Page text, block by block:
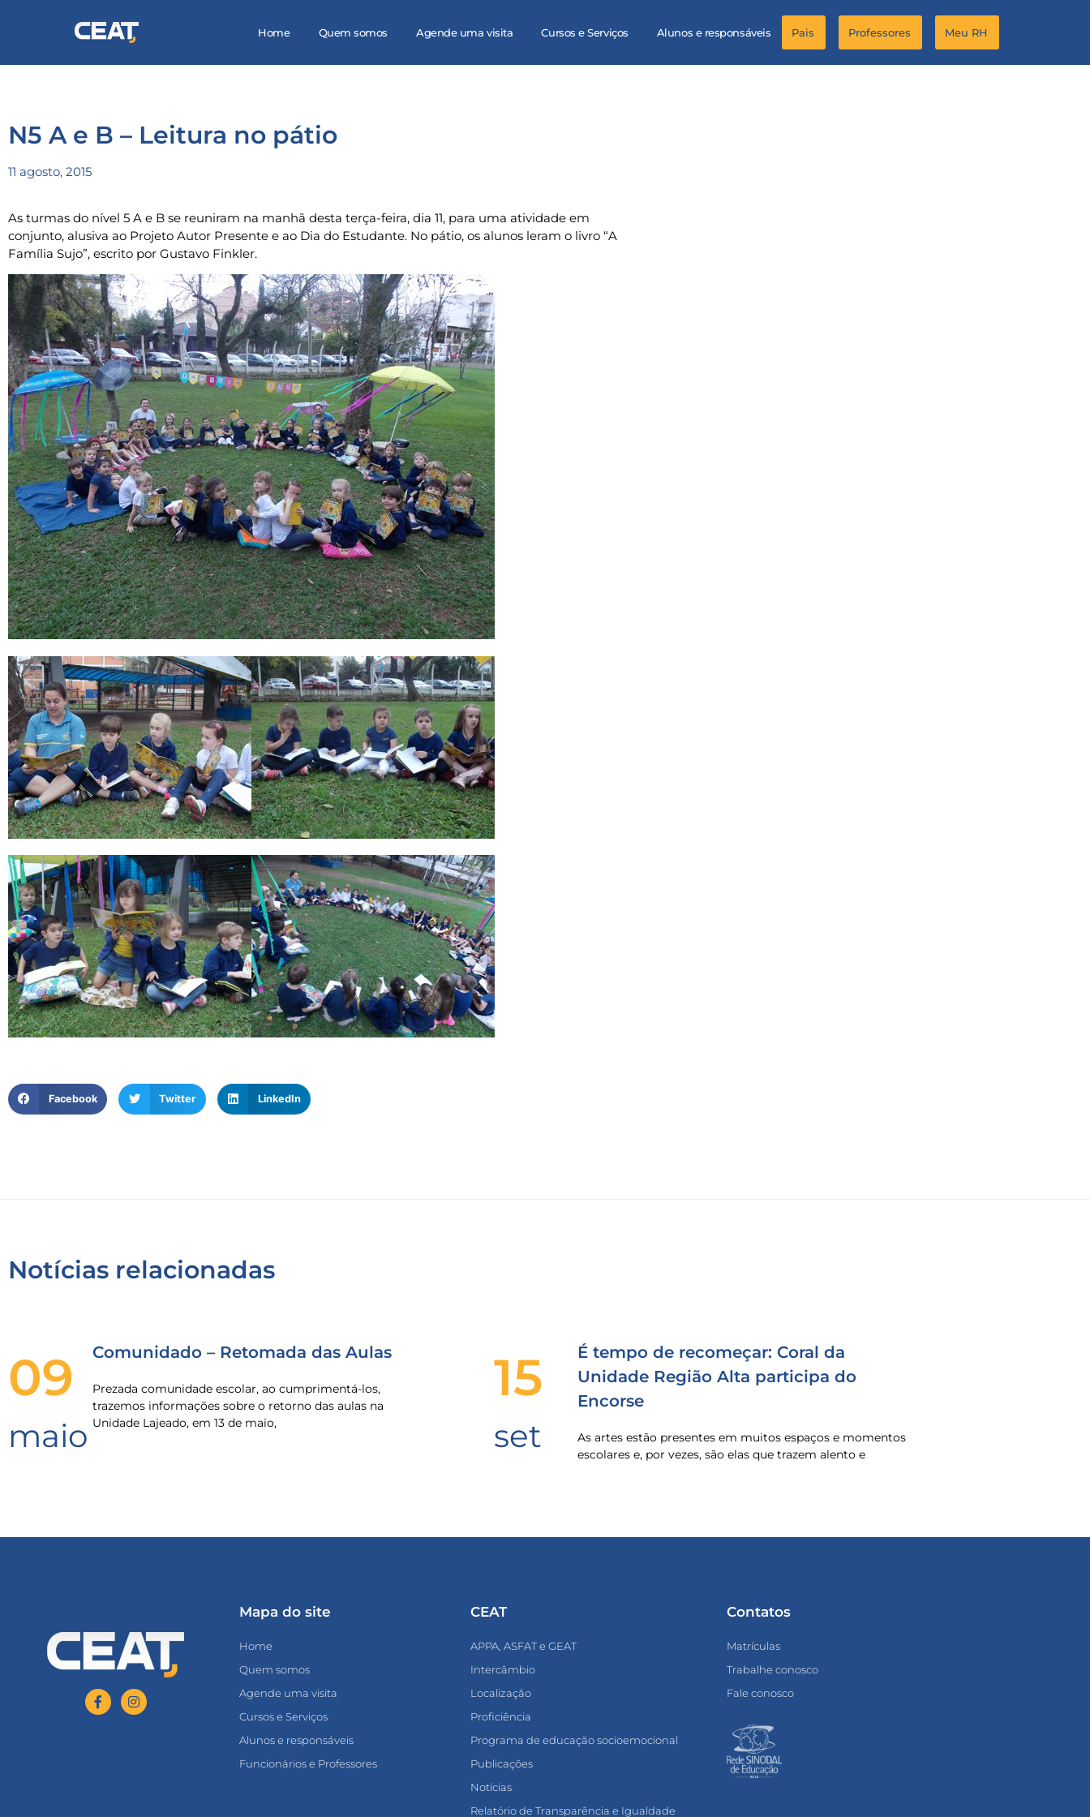
Home Quem somos Agende uma visita Cursos e Serviços Alunos e responsáveis Pais Professores Meu RH
N5 A e B – Leitura no pátio
11 agosto, 2015
As turmas do nível 5 A e B se reuniram na manhã desta terça-feira, dia 11, para uma atividade em
conjunto, alusiva ao Projeto Autor Presente e ao Dia do Estudante. No pátio, os alunos leram o livro “A
Família Sujo”, escrito por Gustavo Finkler.
Facebook Twitter LinkedIn
Notícias relacionadas
09
maio
Comunidado – Retomada das Aulas
Prezada comunidade escolar, ao cumprimentá-los,
trazemos informações sobre o retorno das aulas na
Unidade Lajeado, em 13 de maio,
15
set
É tempo de recomeçar: Coral da
Unidade Região Alta participa do
Encorse
As artes estão presentes em muitos espaços e momentos
escolares e, por vezes, são elas que trazem alento e
Mapa do site
Home
Quem somos
Agende uma visita
Cursos e Serviços
Alunos e responsáveis
Funcionários e Professores
CEAT
APPA, ASFAT e GEAT
Intercâmbio
Localização
Proficiência
Programa de educação socioemocional
Publicações
Notícias
Relatório de Transparência e Igualdade
Contatos
Matrículas
Trabalhe conosco
Fale conosco